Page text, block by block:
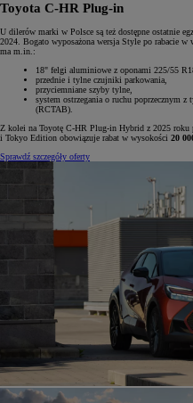
Toyota C-HR Plug-in
U dilerów marki w Polsce są też dostępne ostatnie
2024. Bogato wyposażona wersja Style po rabacie w
ma m.in.:
18" felgi aluminiowe z oponami 225/55
przednie i tylne czujniki parkowania,
przyciemniane szyby tylne,
system ostrzegania o ruchu poprzecznym z
(RCTAB).
Z kolei na Toyotę C-HR Plug-in Hybrid z 2025
i Tokyo Edition obowiązuje rabat w wysokości 20
Sprawdź szczegóły oferty